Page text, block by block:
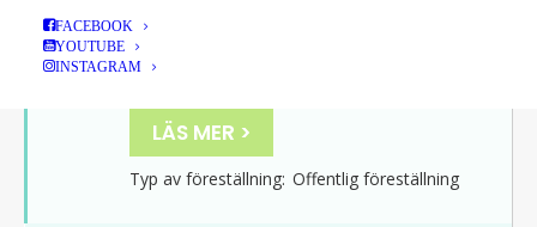
FACEBOOK
YOUTUBE
INSTAGRAM
26
DEC
VÄXJÖ, VÄXJÖ
KONSERTHUS, KL 11.00 +
14.00
LÄS MER >
Typ av föreställning: Offentlig föreställning